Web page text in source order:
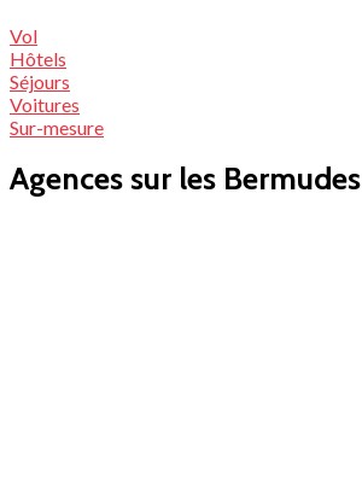
Vol
Hôtels
Séjours
Voitures
Sur-mesure
Agences sur les Bermudes